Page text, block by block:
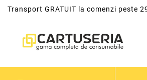
Transport GRATUIT la comenzi peste